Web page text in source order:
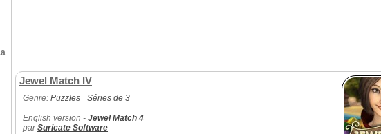
Jewel Match IV
Genre: Puzzles Séries de 3
English version - Jewel Match 4
parSuricate Software